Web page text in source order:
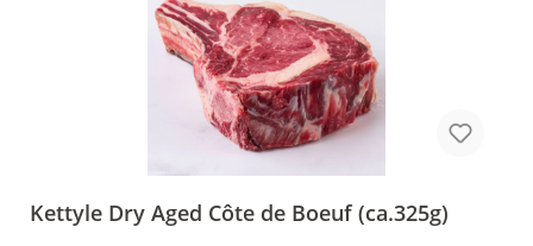
Kettyle Dry Aged Côte de Boeuf (ca.325g)